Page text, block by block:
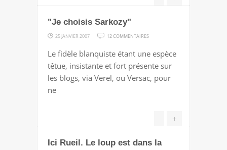
"Je choisis Sarkozy"
25 JANVIER 2007 12 COMMENTAIRES
CHOISIS
SARKOZY"
Le fidèle blanquiste étant une espèce
têtue, insistante et fort présente sur
les blogs, via Verel, ou Versac, pour
ne
+
Ici Rueil. Le loup est dans la